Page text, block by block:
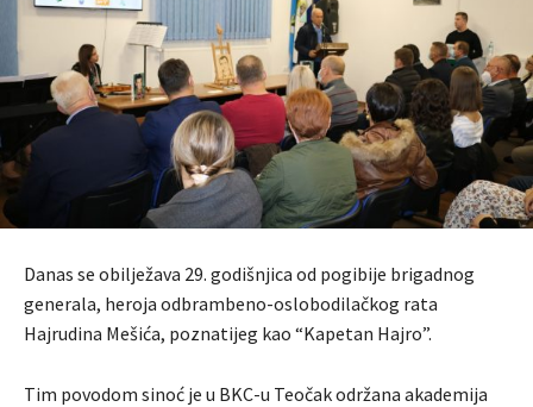
Danas se obilježava 29. godišnjica od pogibije brigadnog
generala, heroja odbrambeno-oslobodilačkog rata
Hajrudina Mešića, poznatijeg kao “Kapetan Hajro”.
Tim povodom sinoć je u BKC-u Teočak održana akademija